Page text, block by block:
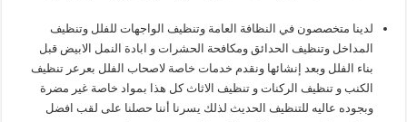
لدينا متخصصون في النظافة العامة وتنظيف الواجهات للفلل وتنظيف
المداخل وتنظيف الحدائق ومكافحة الحشرات و ابادة النمل الابيض قبل
بناء الفلل وبعد إنشائها ونقدم خدمات خاصة لاصحاب الفلل بعرعر تنظيف
الكنب و تنظيف الركنات و تنظيف الاثاث كل هذا بمواد خاصة غير مضرة
وبجوده عاليه للتنظيف الحديث لذلك يسرنا أننا حصلنا على لقب افضل